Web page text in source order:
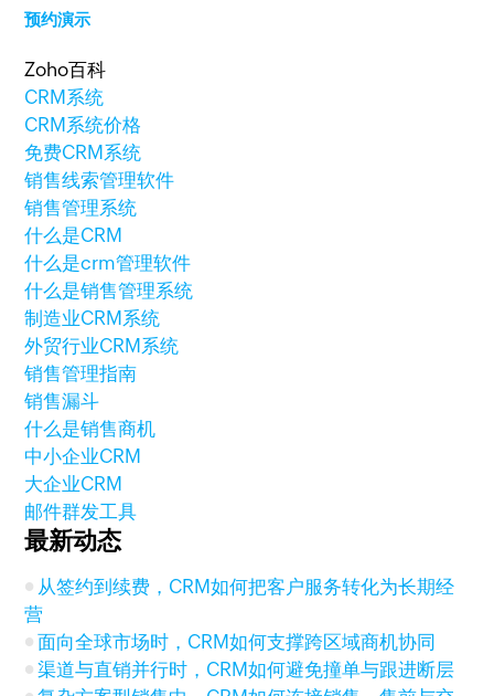
预约演示
Zoho百科
CRM系统
CRM系统价格
免费CRM系统
销售线索管理软件
销售管理系统
什么是CRM
什么是crm管理软件
什么是销售管理系统
制造业CRM系统
外贸行业CRM系统
销售管理指南
销售漏斗
什么是销售商机
中小企业CRM
大企业CRM
邮件群发工具
最新动态
从签约到续费，CRM如何把客户服务转化为长期经
营
面向全球市场时，CRM如何支撑跨区域商机协同
渠道与直销并行时，CRM如何避免撞单与跟进断层